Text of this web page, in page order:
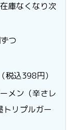
庫なくなり次
つ
税込398円）
メン（辛さレ
リプルガー